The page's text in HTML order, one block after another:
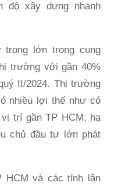
độ xây dựng nhanh
trọng lớn trong cung
trường với gần 40%
II/2024. Thị trường
nhiều lợi thế như có
trí gần TP HCM, hạ
chủ đầu tư lớn phát
HCM và các tỉnh lân